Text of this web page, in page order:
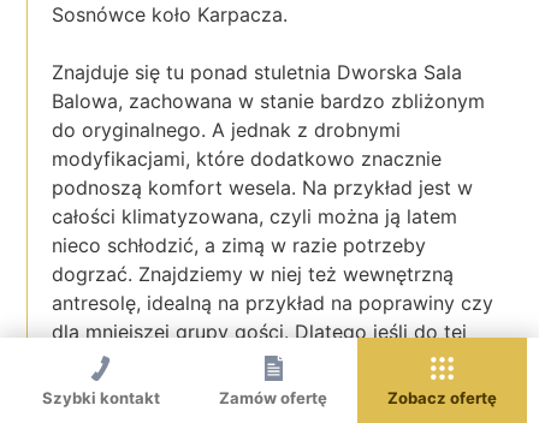
Sosnówce koło Karpacza.
Znajduje się tu ponad stuletnia Dworska Sala
Balowa, zachowana w stanie bardzo zbliżonym
do oryginalnego. A jednak z drobnymi
modyfikacjami, które dodatkowo znacznie
podnoszą komfort wesela. Na przykład jest w
całości klimatyzowana, czyli można ją latem
nieco schłodzić, a zimą w razie potrzeby
dogrzać. Znajdziemy w niej też wewnętrzną
antresolę, idealną na przykład na poprawiny czy
dla mniejszej grupy gości. Dlatego jeśli do tej
pory byliście przekonani, że wesele Szklarska
Poręba to jedyna słuszna opcja, dobrze to
Szybki kontakt Zamów ofertę Zobacz ofertę